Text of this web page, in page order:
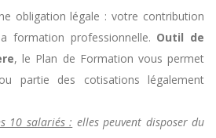
obligation légale : votre contribution
formation professionnelle. Outil de
, le Plan de Formation vous permet
partie des cotisations légalement
10 salariés : elles peuvent disposer du